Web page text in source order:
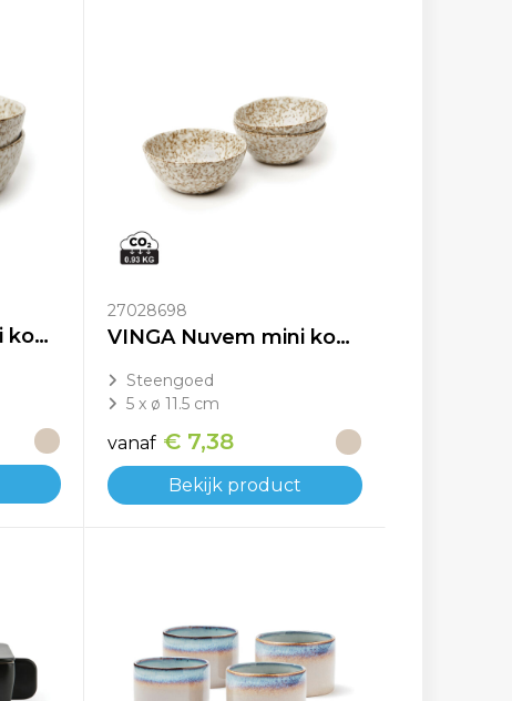
VINGA Nuvem mini kom, set van 2 stuks
27028698
VINGA Nuvem mini kom, set van 3 stuks
Steengoed
5 x ø 11.5 cm
vanaf € 7,38
Bekijk product